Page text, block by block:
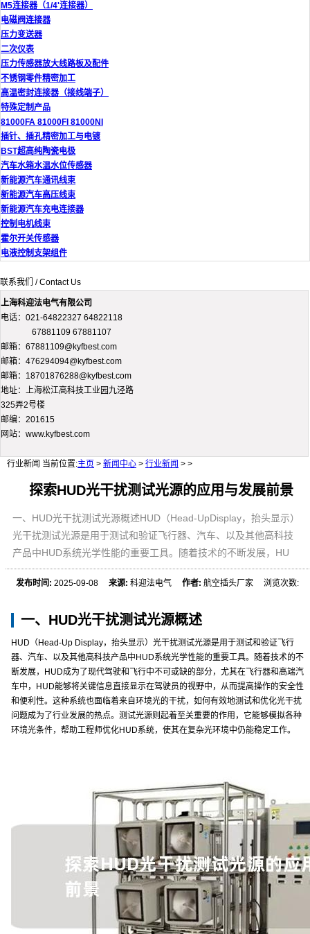
M5连接器（1/4'连接器）
电磁阀连接器
压力变送器
二次仪表
压力传感器放大线路板及配件
不锈钢零件精密加工
高温密封连接器（接线端子）
特殊定制产品
81000FA 81000FI 81000NI
插针、插孔精密加工与电镀
BST超高纯陶瓷电极
汽车水箱水温水位传感器
新能源汽车通讯线束
新能源汽车高压线束
新能源汽车充电连接器
控制电机线束
霍尔开关传感器
电液控制支架组件
联系我们 / Contact Us
上海科迎法电气有限公司
电话：021-64822327 64822118
67881109 67881107
邮箱：67881109@kyfbest.com
邮箱：476294094@kyfbest.com
邮箱：18701876288@kyfbest.com
地址：上海松江高科技工业园九泾路
325弄2号楼
邮编：201615
网站：www.kyfbest.com
行业新闻 当前位置:主页 > 新闻中心 > 行业新闻 > >
探索HUD光干扰测试光源的应用与发展前景
一、HUD光干扰测试光源概述HUD（Head-UpDisplay，抬头显示）
光干扰测试光源是用于测试和验证飞行器、汽车、以及其他高科技
产品中HUD系统光学性能的重要工具。随着技术的不断发展，HU
发布时间: 2025-09-08来源: 科迎法电气作者: 航空插头厂家 浏览次数:
一、HUD光干扰测试光源概述
HUD（Head-Up Display，抬头显示）光干扰测试光源是用于测试和验证飞行
器、汽车、以及其他高科技产品中HUD系统光学性能的重要工具。随着技术的不
断发展，HUD成为了现代驾驶和飞行中不可或缺的部分，尤其在飞行器和高端汽
车中，HUD能够将关键信息直接显示在驾驶员的视野中，从而提高操作的安全性
和便利性。这种系统也面临着来自环境光的干扰，如何有效地测试和优化光干扰
问题成为了行业发展的热点。测试光源则起着至关重要的作用，它能够模拟各种
环境光条件，帮助工程师优化HUD系统，使其在复杂光环境中仍能稳定工作。